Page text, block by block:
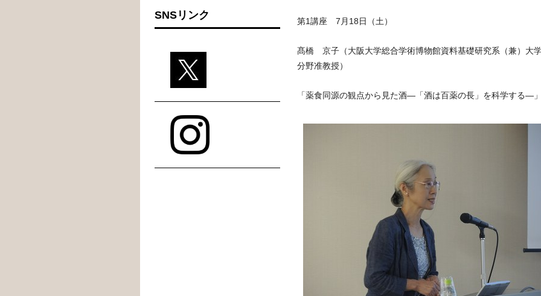
第1講座 7月18日（土）
髙橋 京子（大阪大学総合学術博物館資料基礎研究系（兼）大
分野准教授）
「薬食同源の観点から見た酒―「酒は百薬の長」を科学する―
SNSリンク